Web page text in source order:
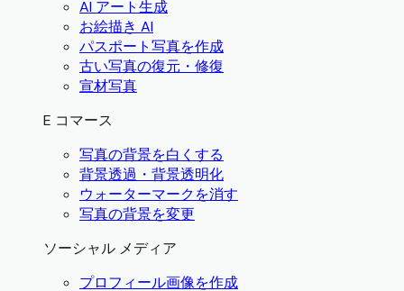
AI アート生成
お絵描き AI
パスポート写真を作成
古い写真の復元・修復
宣材写真
E コマース
写真の背景を白くする
背景透過・背景透明化
ウォーターマークを消す
写真の背景を変更
ソーシャル メディア
プロフィール画像を作成